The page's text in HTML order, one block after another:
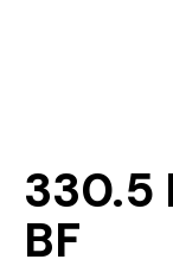
330.5
BF